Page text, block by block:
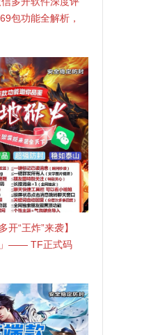
包功能全解析，
上架，激活认准
开“王炸”来袭】
」—— TF正式码
，7天退换，安全